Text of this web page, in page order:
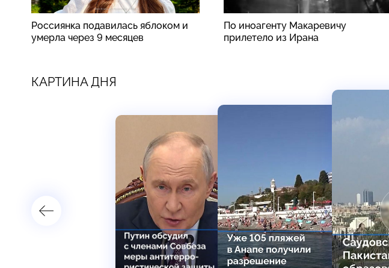
Россиянка подавилась яблоком и
умерла через 9 месяцев
По иноагенту Макаревичу
прилетело из Ирана
КАРТИНА ДНЯ